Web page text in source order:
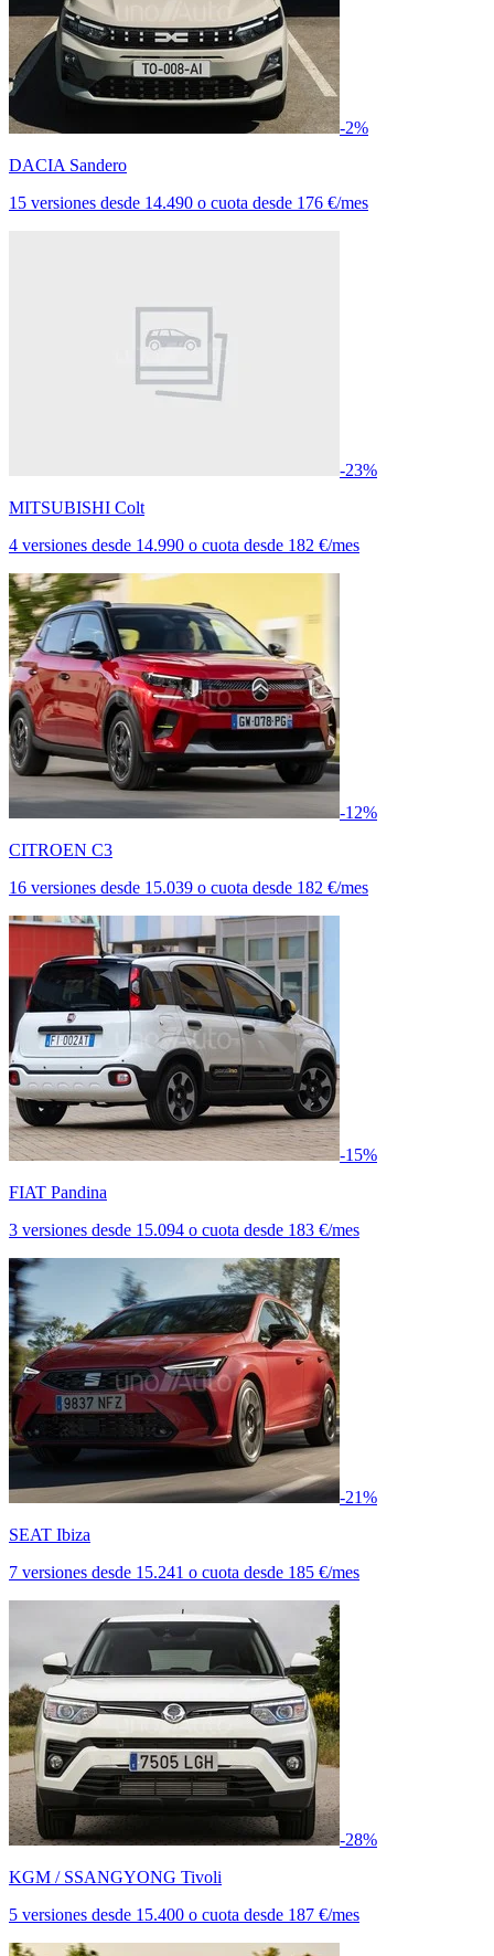
-2%
DACIA Sandero
15 versiones desde 14.490 o cuota desde 176 €/mes
-23%
MITSUBISHI Colt
4 versiones desde 14.990 o cuota desde 182 €/mes
-12%
CITROEN C3
16 versiones desde 15.039 o cuota desde 182 €/mes
-15%
FIAT Pandina
3 versiones desde 15.094 o cuota desde 183 €/mes
-21%
SEAT Ibiza
7 versiones desde 15.241 o cuota desde 185 €/mes
-28%
KGM / SSANGYONG Tivoli
5 versiones desde 15.400 o cuota desde 187 €/mes